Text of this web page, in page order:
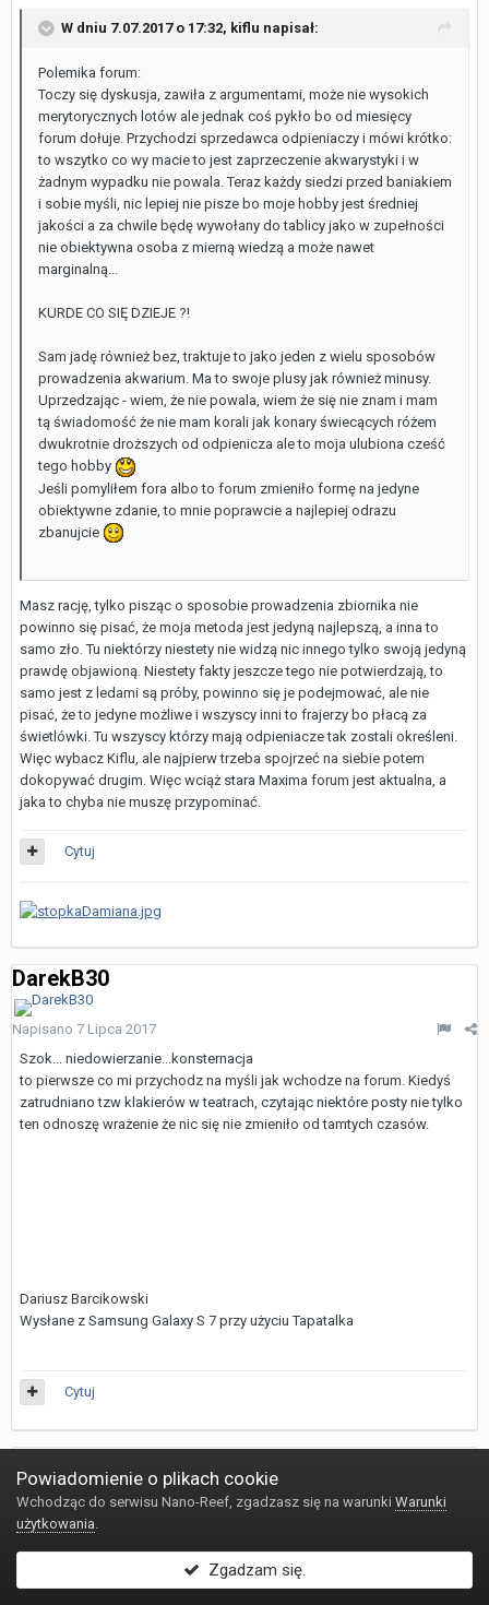
W dniu 7.07.2017 o 17:32, kiflu napisał:
Polemika forum:
Toczy się dyskusja, zawiła z argumentami, może nie wysokich
merytorycznych lotów ale jednak coś pykło bo od miesięcy
forum dołuje. Przychodzi sprzedawca odpieniaczy i mówi krótko:
to wszytko co wy macie to jest zaprzeczenie akwarystyki i w
żadnym wypadku nie powala. Teraz każdy siedzi przed baniakiem
i sobie myśli, nic lepiej nie pisze bo moje hobby jest średniej
jakości a za chwile będę wywołany do tablicy jako w zupełności
nie obiektywna osoba z mierną wiedzą a może nawet
marginalną...
KURDE CO SIĘ DZIEJE ?!
Sam jadę również bez, traktuje to jako jeden z wielu sposobów
prowadzenia akwarium. Ma to swoje plusy jak również minusy.
Uprzedzając - wiem, że nie powala, wiem że się nie znam i mam
tą świadomość że nie mam korali jak konary świecących różem
dwukrotnie droższych od odpienicza ale to moja ulubiona cześć
tego hobby
Jeśli pomyliłem fora albo to forum zmieniło formę na jedyne
obiektywne zdanie, to mnie poprawcie a najlepiej odrazu
zbanujcie
Masz rację, tylko pisząc o sposobie prowadzenia zbiornika nie
powinno się pisać, że moja metoda jest jedyną najlepszą, a inna to
samo zło. Tu niektórzy niestety nie widzą nic innego tylko swoją jedyną
prawdę objawioną. Niestety fakty jeszcze tego nie potwierdzają, to
samo jest z ledami są próby, powinno się je podejmować, ale nie
pisać, że to jedyne możliwe i wszyscy inni to frajerzy bo płacą za
świetlówki. Tu wszyscy którzy mają odpieniacze tak zostali określeni.
Więc wybacz Kiflu, ale najpierw trzeba spojrzeć na siebie potem
dokopywać drugim. Więc wciąż stara Maxima forum jest aktualna, a
jaka to chyba nie muszę przypominać.
Cytuj
DarekB30
Napisano 7 Lipca 2017
Szok... niedowierzanie...konsternacja
to pierwsze co mi przychodz na myśli jak wchodze na forum. Kiedyś
zatrudniano tzw klakierów w teatrach, czytając niektóre posty nie tylko
ten odnoszę wrażenie że nic się nie zmieniło od tamtych czasów.
Dariusz Barcikowski
Wysłane z Samsung Galaxy S 7 przy użyciu Tapatalka
Cytuj
Napisano7 Lipca 2017
sukcesu. Tak samo jest z każdą inną metodą, najwiecej zależy od
akwarysty i co z tym czy z tymi "butelkami" zrobi.
Powiadomienie o plikach cookie
Wchodząc do serwisu Nano-Reef, zgadzasz się na warunki Warunki
użytkowania.
Zgadzam się.